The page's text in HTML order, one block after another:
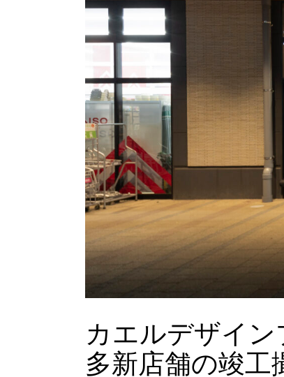
カエルデザイ
多新店舗の竣工